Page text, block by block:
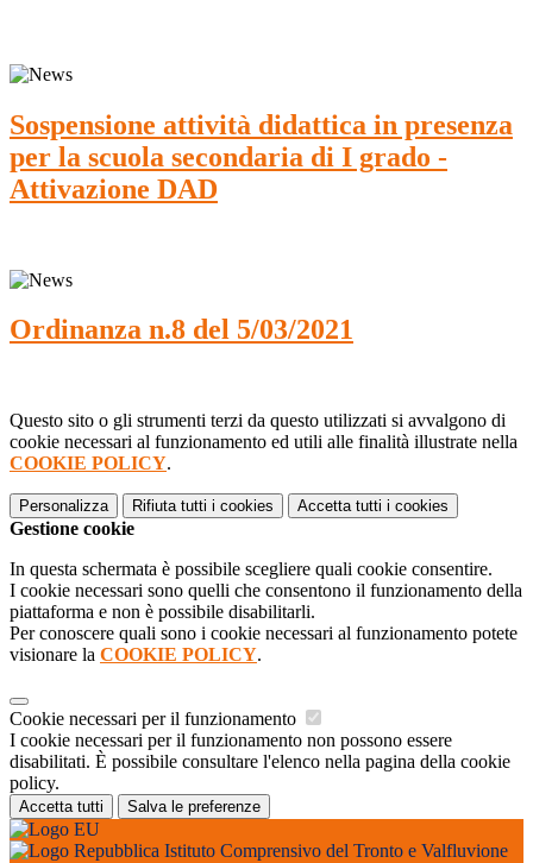
Sospensione attività didattica in presenza
per la scuola secondaria di I grado -
Attivazione DAD
Ordinanza n.8 del 5/03/2021
Questo sito o gli strumenti terzi da questo utilizzati si avvalgono di
cookie necessari al funzionamento ed utili alle finalità illustrate nella
COOKIE POLICY.
Personalizza Rifiuta tutti i cookies Accetta tutti i cookies
Gestione cookie
In questa schermata è possibile scegliere quali cookie consentire.
I cookie necessari sono quelli che consentono il funzionamento della
piattaforma e non è possibile disabilitarli.
Per conoscere quali sono i cookie necessari al funzionamento potete
visionare la COOKIE POLICY.
Cookie necessari per il funzionamento
I cookie necessari per il funzionamento non possono essere
disabilitati. È possibile consultare l'elenco nella pagina della cookie
policy.
Accetta tutti Salva le preferenze
Istituto Comprensivo del Tronto e Valfluvione